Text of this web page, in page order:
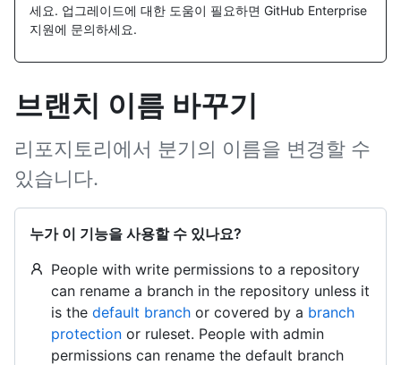
세요. 업그레이드에 대한 도움이 필요하면 GitHub Enterprise
지원에 문의하세요.
브랜치 이름 바꾸기
리포지토리에서 분기의 이름을 변경할 수
있습니다.
누가 이 기능을 사용할 수 있나요?
People with write permissions to a repository
can rename a branch in the repository unless it
is the default branch or covered by a branch
protection or ruleset. People with admin
permissions can rename the default branch